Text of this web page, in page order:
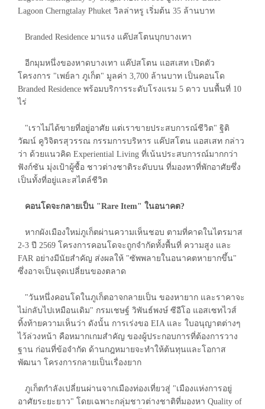
Lagoon Cherngtalay Phuket วิลล่าหรู เริ่มต้น 35 ล้านบาท
Branded Residence มาแรง แค๊ปสโตนบุกบางเทา
อีกมุมหนึ่งของหาดบางเทา แค๊ปสโตน แอสเสท เปิดตัว
โครงการ "เพย์ลา ภูเก็ต" มูลค่า 3,700 ล้านบาท เป็นคอนโด
Branded Residence พร้อมบริการระดับโรงแรม 5 ดาว บนพื้นที่ 10
ไร่
"เราไม่ได้ขายที่อยู่อาศัย แต่เราขายประสบการณ์ชีวิต" ฐิติ
วัฒน์ คูวิจิตรสุวรรณ กรรมการบริหาร แค๊ปสโตน แอสเสท กล่าว
ว่า ด้วยแนวคิด Experiential Living ที่เน้นประสบการณ์มากกว่า
ฟังก์ชัน มุ่งเป้าผู้ซื้อ ชาวต่างชาติระดับบน ที่มองหาที่พักอาศัยซึ่ง
เป็นทั้งที่อยู่และสไตล์ชีวิต
คอนโดจะกลายเป็น "Rare Item" ในอนาคต?
หากผังเมืองใหม่ภูเก็ตผ่านความเห็นชอบ ตามที่คาดในไตรมาส
2-3 ปี 2569 โครงการคอนโดจะถูกจำกัดทั้งพื้นที่ ความสูง และ
FAR อย่างมีนัยสำคัญ ส่งผลให้ "ซัพพลายในอนาคตหายากขึ้น"
ซึ่งอาจเป็นจุดเปลี่ยนของตลาด
"วันหนึ่งคอนโดในภูเก็ตอาจกลายเป็น ของหายาก และราคาจะ
ไม่กลับไปเหมือนเดิม" กรมเชษฐ์ วิพันธ์พงษ์ ซีอีโอ แอสเซทไวส์
ทิ้งท้ายความเห็นว่า ดังนั้น การเร่งขอ EIA และ ใบอนุญาตต่างๆ
ไว้ล่วงหน้า คือหมากเกมสำคัญ ของผู้ประกอบการที่ต้องการวาง
ฐาน ก่อนที่ข้อจำกัด ด้านกฎหมายจะทำให้ต้นทุนและโอกาส
พัฒนา โครงการกลายเป็นเรื่องยาก
ภูเก็ตกำลังเปลี่ยนผ่านจากเมืองท่องเที่ยวสู่ "เมืองแห่งการอยู่
อาศัยระยะยาว" โดยเฉพาะกลุ่มชาวต่างชาติที่มองหา Quality of